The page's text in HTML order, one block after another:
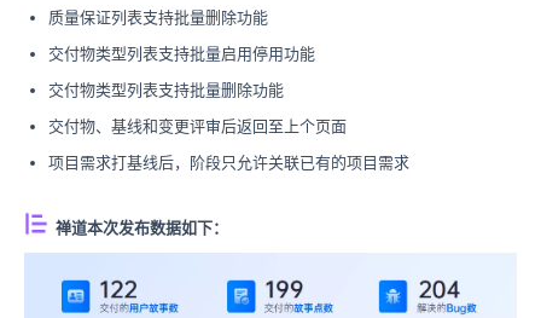
质量保证列表支持批量删除功能
交付物类型列表支持批量启用停用功能
交付物类型列表支持批量删除功能
交付物、基线和变更评审后返回至上个页面
项目需求打基线后，阶段只允许关联已有的项目需求
禅道本次发布数据如下：